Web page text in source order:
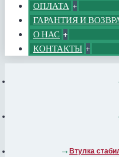
ОПЛАТА +
ГАРАНТИЯ И
О НАС +
КОНТАКТЫ +
Втулка